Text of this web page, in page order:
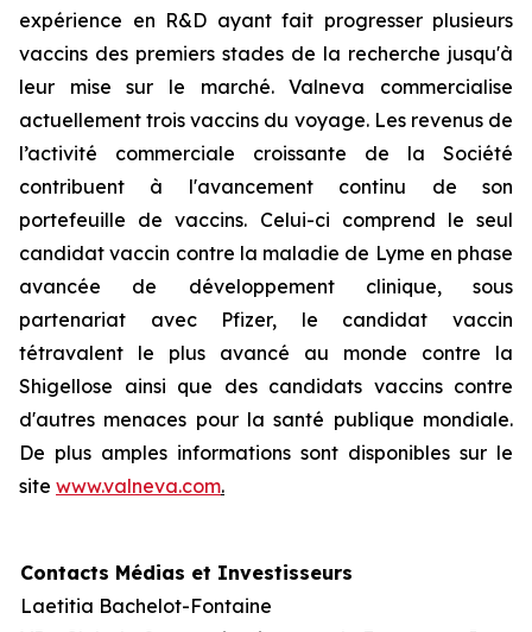
expérience en R&D ayant fait progresser plusieurs
vaccins des premiers stades de la recherche jusqu'à
leur mise sur le marché. Valneva commercialise
actuellement trois vaccins du voyage. Les revenus de
l’activité commerciale croissante de la Société
contribuent à l'avancement continu de son
portefeuille de vaccins. Celui-ci comprend le seul
candidat vaccin contre la maladie de Lyme en phase
avancée de développement clinique, sous
partenariat avec Pfizer, le candidat vaccin
tétravalent le plus avancé au monde contre la
Shigellose ainsi que des candidats vaccins contre
d'autres menaces pour la santé publique mondiale.
De plus amples informations sont disponibles sur le
site www.valneva.com.
Contacts Médias et Investisseurs
Laetitia Bachelot-Fontaine